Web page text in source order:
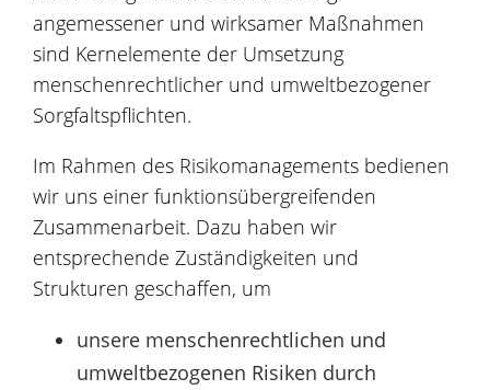
angemessener und wirksamer Maßnahmen
sind Kernelemente der Umsetzung
menschenrechtlicher und umweltbezogener
Sorgfaltspflichten.
Im Rahmen des Risikomanagements bedienen
wir uns einer funktionsübergreifenden
Zusammenarbeit. Dazu haben wir
entsprechende Zuständigkeiten und
Strukturen geschaffen, um
unsere menschenrechtlichen und
umweltbezogenen Risiken durch